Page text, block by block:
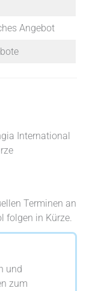
Angebot
International
Terminen an
folgen in Kürze.
und
zum